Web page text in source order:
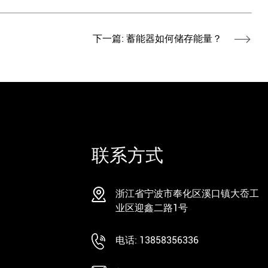
下一篇: 蓄能器如何储存能量？
联系方式
浙江省宁波市奉化区溪口镇大岙工
业区迎鑫二路1号
电话: 13858356336